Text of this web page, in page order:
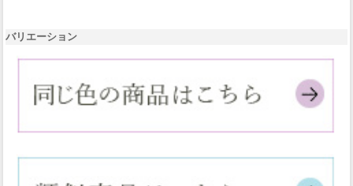
バリエーション